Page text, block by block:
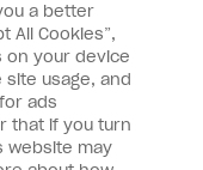
a better
All Cookies”,
on your device
usage, and
ads
that if you turn
website may